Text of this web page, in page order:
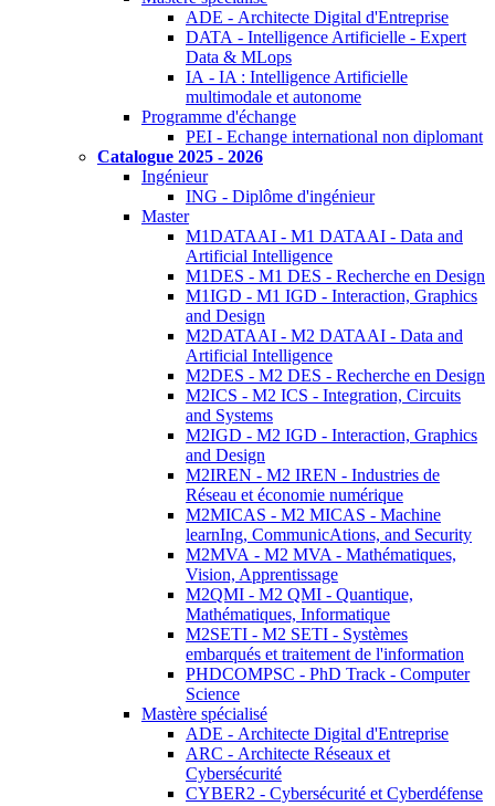
ADE - Architecte Digital d'Entreprise
DATA - Intelligence Artificielle - Expert
Data & MLops
IA - IA : Intelligence Artificielle
multimodale et autonome
Programme d'échange
PEI - Echange international non diplomant
Catalogue 2025 - 2026
Ingénieur
ING - Diplôme d'ingénieur
Master
M1DATAAI - M1 DATAAI - Data and
Artificial Intelligence
M1DES - M1 DES - Recherche en Design
M1IGD - M1 IGD - Interaction, Graphics
and Design
M2DATAAI - M2 DATAAI - Data and
Artificial Intelligence
M2DES - M2 DES - Recherche en Design
M2ICS - M2 ICS - Integration, Circuits
and Systems
M2IGD - M2 IGD - Interaction, Graphics
and Design
M2IREN - M2 IREN - Industries de
Réseau et économie numérique
M2MICAS - M2 MICAS - Machine
learnIng, CommunicAtions, and Security
M2MVA - M2 MVA - Mathématiques,
Vision, Apprentissage
M2QMI - M2 QMI - Quantique,
Mathématiques, Informatique
M2SETI - M2 SETI - Systèmes
embarqués et traitement de l'information
PHDCOMPSC - PhD Track - Computer
Science
Mastère spécialisé
ADE - Architecte Digital d'Entreprise
ARC - Architecte Réseaux et
Cybersécurité
CYBER2 - Cybersécurité et Cyberdéfense